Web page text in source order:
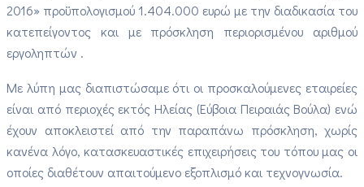
2016» προϋπολογισμού 1.404.000 ευρώ με την διαδικασία του
κατεπείγοντος και με πρόσκληση περιορισμένου αριθμού
εργοληπτών .
Με λύπη μας διαπιστώσαμε ότι οι προσκαλούμενες εταιρείες
είναι από περιοχές εκτός Ηλείας (Εύβοια Πειραιάς Βούλα) ενώ
έχουν αποκλειστεί από την παραπάνω πρόσκληση, χωρίς
κανένα λόγο, κατασκευαστικές επιχειρήσεις του τόπου μας οι
οποίες διαθέτουν απαιτούμενο εξοπλισμό και τεχνογνωσία.